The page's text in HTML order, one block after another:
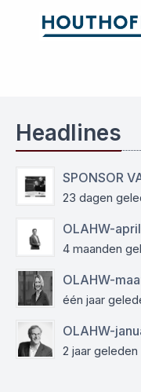
Headlines
23 dagen
OLAHW-
4 maanden
OLAHW-
één jaar
OLAHW-
2 jaar geleden